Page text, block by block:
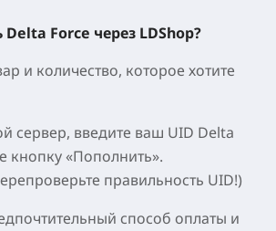
Force через LDShop?
и количество, которое хотите
сервер, введите ваш UID Delta
кнопку «Пополнить».
правильность UID!)
способ оплаты и